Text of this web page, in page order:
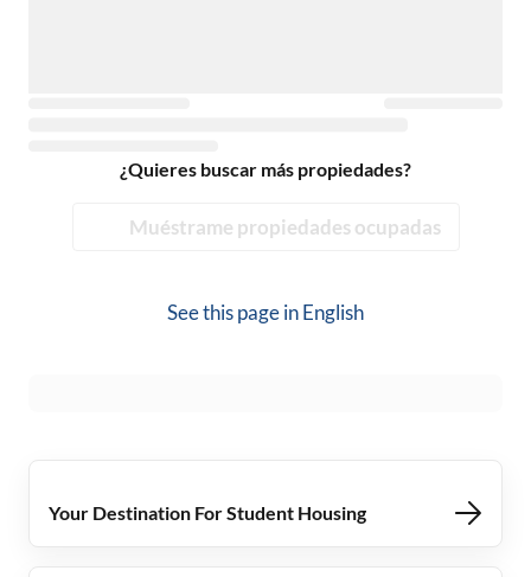
¿Quieres buscar más propiedades?
Muéstrame propiedades ocupadas
See this page inEnglish
Your Destination For Student Housing